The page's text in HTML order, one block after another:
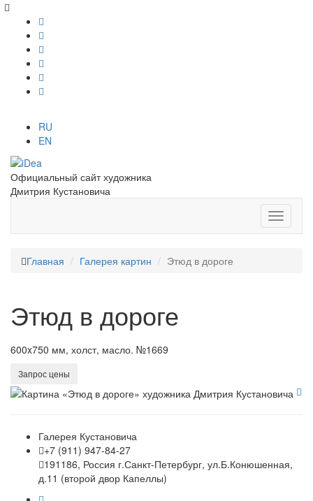
RU
EN
Официальный сайт художника
Дмитрия Кустановича
Главная Галерея картин Этюд в дороге
Этюд в дороге
600x750 мм, холст, масло. №1669
Запрос цены
Галерея Кустановича
+7 (911) 947-84-27
191186, Россия г.Санкт-Петербург, ул.Б.Конюшенная,
д.11 (второй двор Капеллы)